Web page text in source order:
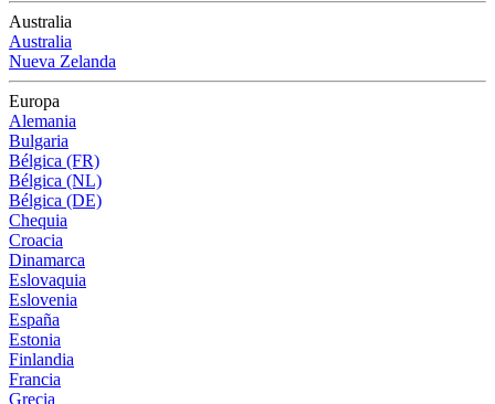
Australia
Australia
Nueva Zelanda
Europa
Alemania
Bulgaria
Bélgica (FR)
Bélgica (NL)
Bélgica (DE)
Chequia
Croacia
Dinamarca
Eslovaquia
Eslovenia
España
Estonia
Finlandia
Francia
Grecia